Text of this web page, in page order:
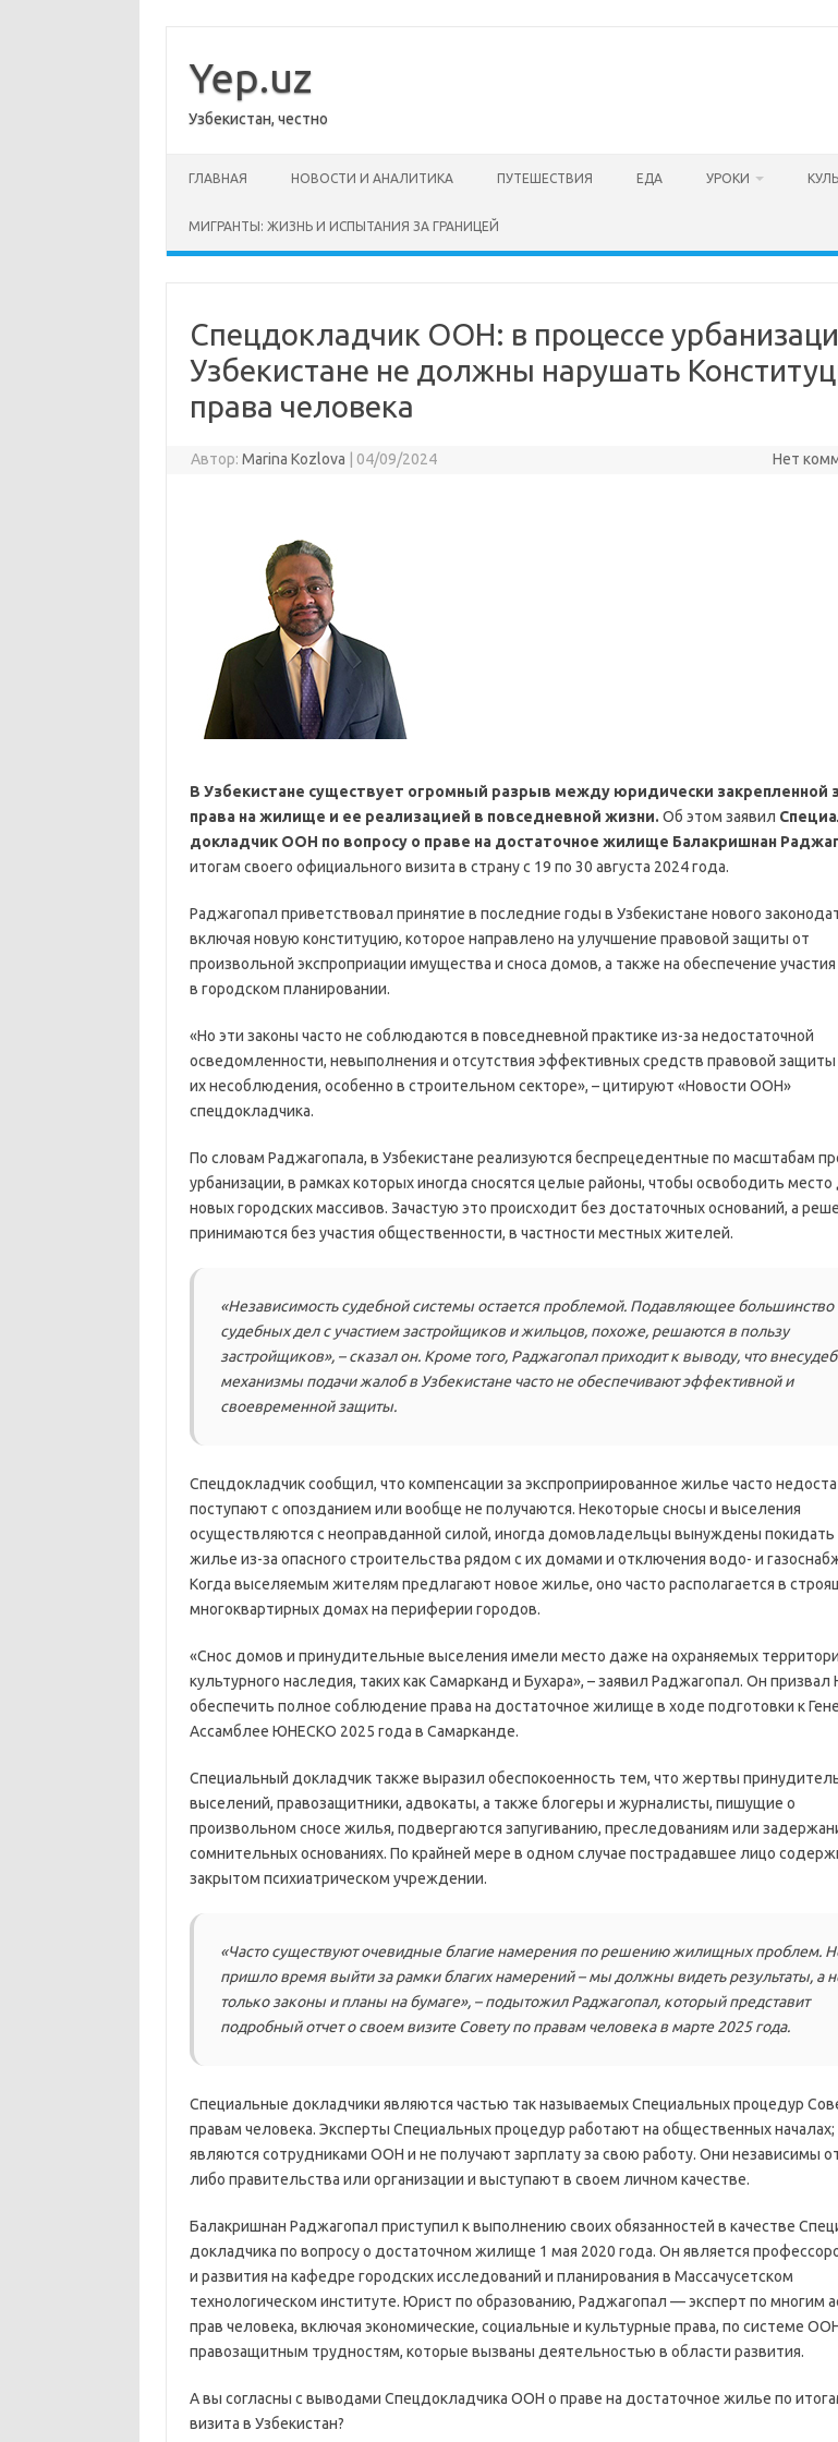
содержимому
Yep.uz
Узбекистан, честно
ГЛАВНАЯ НОВОСТИ И АНАЛИТИКА ПУТЕШЕСТВИЯ ЕДА УРОКИ
МИГРАНТЫ: ЖИЗНЬ И ИСПЫТАНИЯ ЗА ГРАНИЦЕЙ
Спецдокладчик ООН: в процессе
Узбекистане не должны нарушать
права человека
Автор: Marina Kozlova 04/09/2024 Нет
В Узбекистане существует огромный разрыв между юридически закрепленной
права на жилище и ее реализацией в повседневной жизни. Об этом заявил
докладчик ООН по вопросу о праве на достаточное жилище Балакришнан
итогам своего официального визита в страну с 19 по 30 августа 2024 года.
Раджагопал приветствовал принятие в последние годы в Узбекистане нового
включая новую конституцию, которое направлено на улучшение правовой защиты от
произвольной экспроприации имущества и сноса домов, а также на обеспечение
в городском планировании.
«Но эти законы часто не соблюдаются в повседневной практике из-за недостаточной
осведомленности, невыполнения и отсутствия эффективных средств правовой защиты
их несоблюдения, особенно в строительном секторе», – цитируют «Новости ООН»
спецдокладчика.
По словам Раджагопала, в Узбекистане реализуются беспрецедентные по масштабам
урбанизации, в рамках которых иногда сносятся целые районы, чтобы освободить место
новых городских массивов. Зачастую это происходит без достаточных оснований, а
принимаются без участия общественности, в частности местных жителей.
«Независимость судебной системы остается проблемой. Подавляющее большинство
судебных дел с участием застройщиков и жильцов, похоже, решаются в пользу
застройщиков», – сказал он. Кроме того, Раджагопал приходит к выводу, что
механизмы подачи жалоб в Узбекистане часто не обеспечивают эффективной и
своевременной защиты.
Спецдокладчик сообщил, что компенсации за экспроприированное жилье часто
поступают с опозданием или вообще не получаются. Некоторые сносы и выселения
осуществляются с неоправданной силой, иногда домовладельцы вынуждены покидать
жилье из-за опасного строительства рядом с их домами и отключения водо- и
Когда выселяемым жителям предлагают новое жилье, оно часто располагается в
многоквартирных домах на периферии городов.
«Снос домов и принудительные выселения имели место даже на охраняемых
культурного наследия, таких как Самарканд и Бухара», – заявил Раджагопал. Он
обеспечить полное соблюдение права на достаточное жилище в ходе подготовки к
Ассамблее ЮНЕСКО 2025 года в Самарканде.
Специальный докладчик также выразил обеспокоенность тем, что жертвы
выселений, правозащитники, адвокаты, а также блогеры и журналисты, пишущие о
произвольном сносе жилья, подвергаются запугиванию, преследованиям или
сомнительных основаниях. По крайней мере в одном случае пострадавшее лицо
закрытом психиатрическом учреждении.
«Часто существуют очевидные благие намерения по решению жилищных проблем.
пришло время выйти за рамки благих намерений – мы должны видеть результаты, а
только законы и планы на бумаге», – подытожил Раджагопал, который представит
подробный отчет о своем визите Совету по правам человека в марте 2025 года.
Специальные докладчики являются частью так называемых Специальных процедур
правам человека. Эксперты Специальных процедур работают на общественных началах;
являются сотрудниками ООН и не получают зарплату за свою работу. Они независимы
либо правительства или организации и выступают в своем личном качестве.
Балакришнан Раджагопал приступил к выполнению своих обязанностей в качестве
докладчика по вопросу о достаточном жилище 1 мая 2020 года. Он является
и развития на кафедре городских исследований и планирования в Массачусетском
технологическом институте. Юрист по образованию, Раджагопал — эксперт по многим
прав человека, включая экономические, социальные и культурные права, по системе
правозащитным трудностям, которые вызваны деятельностью в области развития.
А вы согласны с выводами Спецдокладчика ООН о праве на достаточное жилье по
визита в Узбекистан?